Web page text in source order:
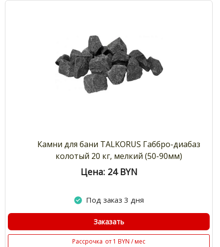
Камни для бани TALKORUS Габбро-диабаз
колотый 20 кг, мелкий (50-90мм)
Цена: 24 BYN
Под заказ 3 дня
Заказать
Рассрочка от 1 BYN / мес